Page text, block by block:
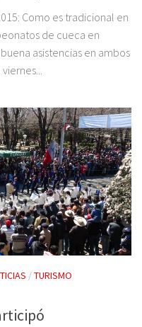
Como es tradicional en
de cueca en
asistencias en ambos
/TURISMO